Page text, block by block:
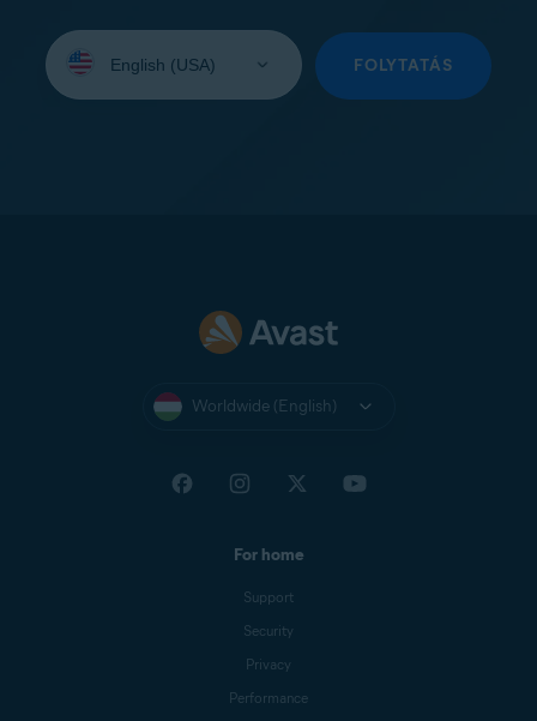
your
FOLYTATÁS
Worldwide (English)
For home
Support
Security
Privacy
Performance